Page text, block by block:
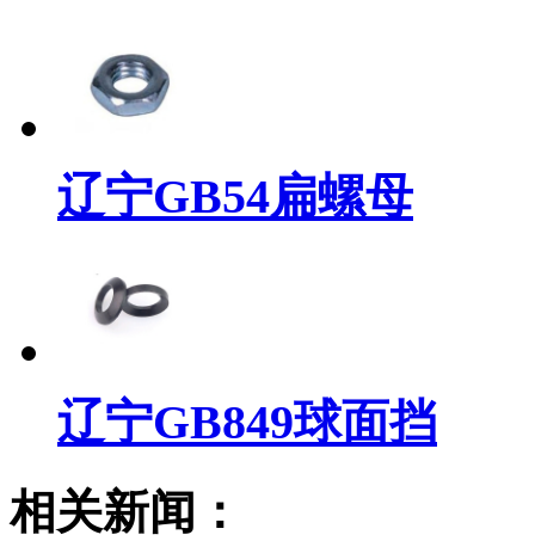
辽宁GB54扁螺母
辽宁GB849球面挡
相关新闻：